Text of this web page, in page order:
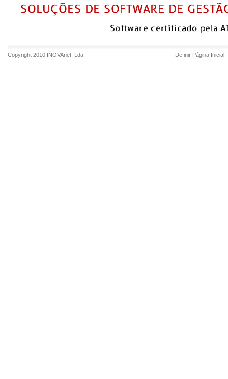
Copyright 2010 INOVAnet , Lda. Definir Página Inicial